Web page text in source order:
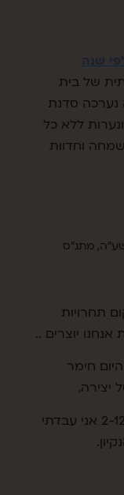
של בית
נערכה סדנת
ללא כל
וחדוות
מתנ"ס
תחרויות
יוצרים ..
חימר
יצירה,
כל עבודות הפוסט יצירו ילדי בגילאי 2-12 אני עבדתי